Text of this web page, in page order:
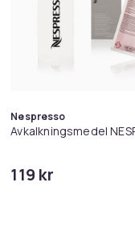
Mix Pack
Nespresso
Avkalkningsmedel
119 kr